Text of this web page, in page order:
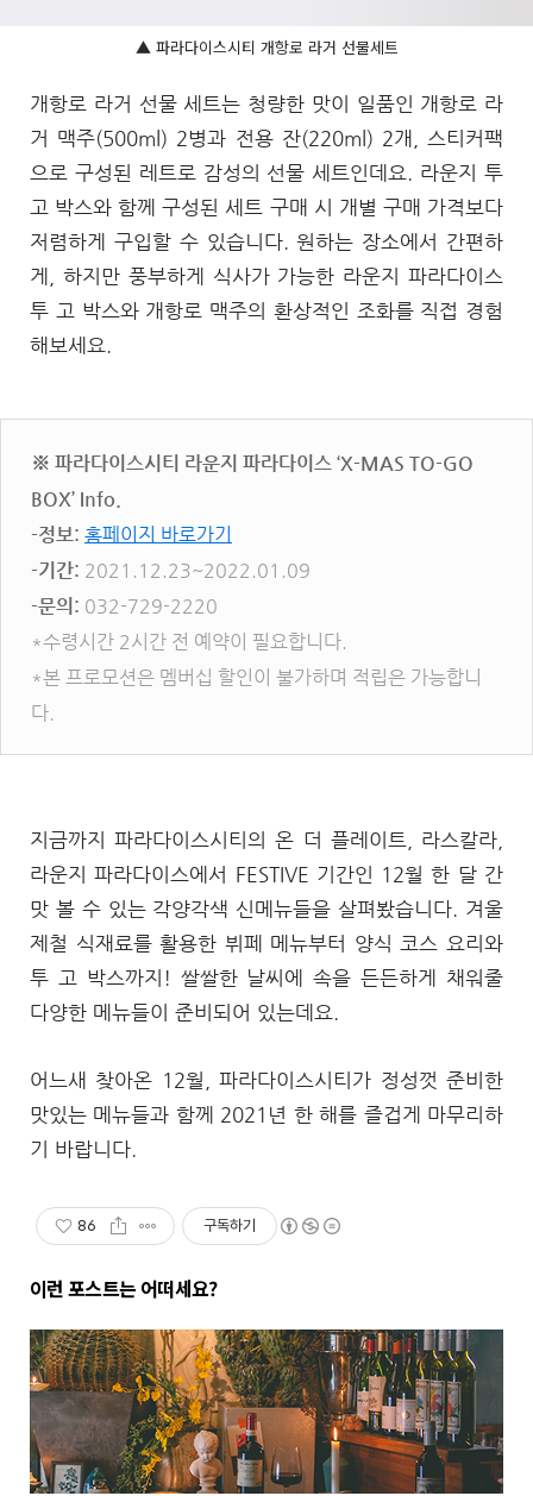
▲ 파라다이스시티 개항로 라거 선물세트
개항로 라거 선물 세트는 청량한 맛이 일품인 개항로 라
거 맥주(500ml) 2병과 전용 잔(220ml) 2개, 스티커팩
으로 구성된 레트로 감성의 선물 세트인데요. 라운지 투
고 박스와 함께 구성된 세트 구매 시 개별 구매 가격보다
저렴하게 구입할 수 있습니다. 원하는 장소에서 간편하
게, 하지만 풍부하게 식사가 가능한 라운지 파라다이스
투 고 박스와 개항로 맥주의 환상적인 조화를 직접 경험
해보세요.
※ 파라다이스시티 라운지 파라다이스 ‘X-MAS TO-GO
BOX’ Info.
-정보: 홈페이지 바로가기
-기간: 2021.12.23~2022.01.09
-문의: 032-729-2220
*수령시간 2시간 전 예약이 필요합니다.
*본 프로모션은 멤버십 할인이 불가하며 적립은 가능합니
다.
지금까지 파라다이스시티의 온 더 플레이트, 라스칼라,
라운지 파라다이스에서 FESTIVE 기간인 12월 한 달 간
맛 볼 수 있는 각양각색 신메뉴들을 살펴봤습니다. 겨울
제철 식재료를 활용한 뷔페 메뉴부터 양식 코스 요리와
투 고 박스까지! 쌀쌀한 날씨에 속을 든든하게 채워줄
다양한 메뉴들이 준비되어 있는데요.
어느새 찾아온 12월, 파라다이스시티가 정성껏 준비한
맛있는 메뉴들과 함께 2021년 한 해를 즐겁게 마무리하
기 바랍니다.
86 구독하기
이런 포스트는 어떠세요?